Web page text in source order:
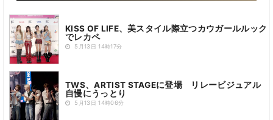
KISS OF LIFE、美スタイル際立つカウガールルック
でレカペ
5月13日 14時17分
TWS、ARTIST STAGEに登場 リレービジュアル
自慢にうっとり
5月13日 14時06分